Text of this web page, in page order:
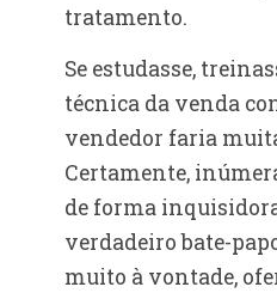
tratamento.
Se estudasse,
técnica da venda
vendedor faria
Certamente,
de forma
verdadeiro bate-
muito à vontade,